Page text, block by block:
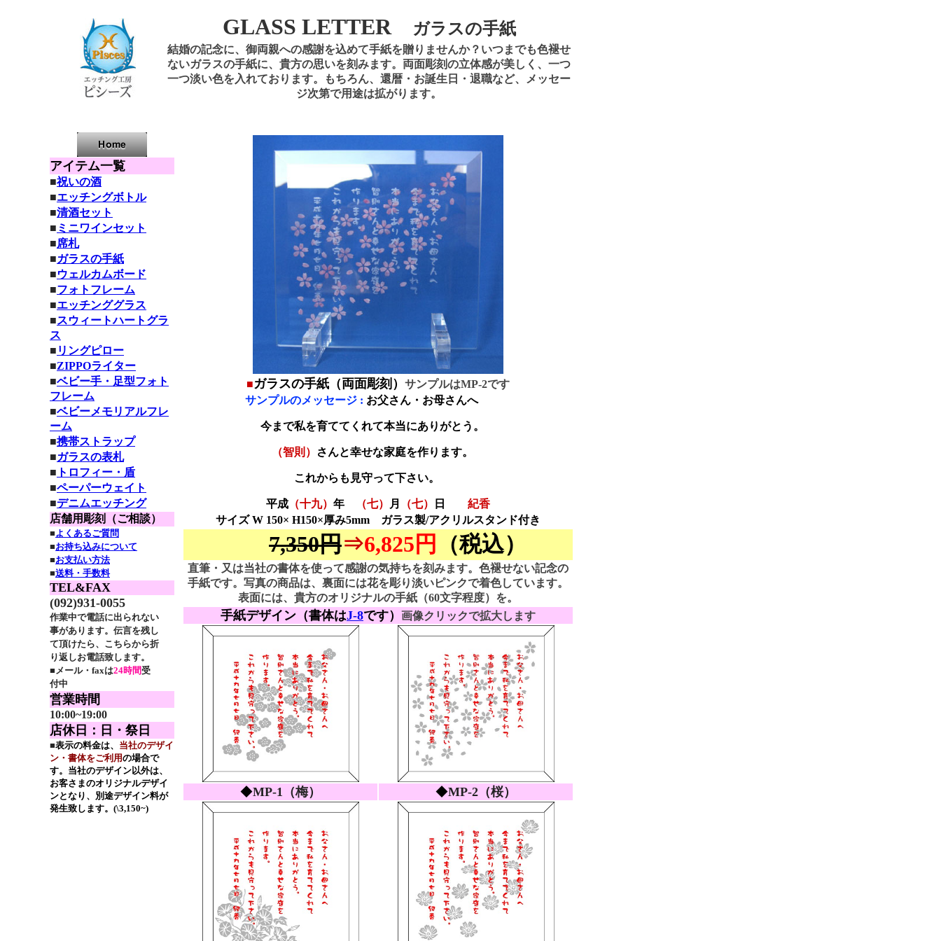
GLASS LETTERガラスの手紙
結婚の記念に、御両親への感謝を込めて手紙を贈りませんか？いつまでも色褪せ
ないガラスの手紙に、貴方の思いを刻みます。両面彫刻の立体感が美しく、一つ
一つ淡い色を入れております。もちろん、還暦・お誕生日・退職など、メッセー
ジ次第で用途は拡がります。
アイテム一覧
■祝いの酒
■エッチングボトル
■清酒セット
■ ミニワインセット
■席札
■ガラスの手紙
■ウェルカムボード
■フォトフレーム
■エッチンググラス
■スウィートハートグラ
ス
■ リングピロー
■ZIPPOライター
■ベビー手・足型フォト
フレーム
■ベビーメモリアルフレ
ーム
■携帯ストラップ
■ガラスの表札
■ トロフィー・盾
■ペーパーウェイト
■デニムエッチング
店舗用彫刻（ご相談）
■よくあるご質問
■お持ち込みについて
■お支払い方法
■送料・手数料
TEL&FAX
(092)931-0055
作業中で電話に出られない
事があります。伝言を残し
て頂けたら、こちらから折
り返しお電話致します。
■メール・faxは24時間受
付中
営業時間
10:00~19:00
店休日：日・祭日
■表示の料金は、 当社のデザイ
ン・書体をご利用の場合で
す。当社のデザイン以外は、
お客さまのオリジナルデザイ
ンとなり、別途デザイン料が
発生致します。(\3,150~)
■ガラスの手紙（両面彫刻） サンプルはMP-2です
サンプルのメッセージ : お父さん・お母さんへ
今まで私を育ててくれて本当にありがとう。
（智則） さんと幸せな家庭を作ります。
これからも見守って下さい。
平成 （十九） 年 （七） 月 （七） 日 紀香
サイズ W 150× H150×厚み5mm ガラス製/アクリルスタンド付き
7,350円⇒6,825円 （税込）
直筆・又は当社の書体を使って感謝の気持ちを刻みます。色褪せない記念の
手紙です。写真の商品は、裏面には花を彫り淡いピンクで着色しています。
表面には、貴方のオリジナルの手紙（60文字程度）を。
手紙デザイン（書体はJ-8です） 画像クリックで拡大します
◆MP-1（梅） ◆MP-2（桜）